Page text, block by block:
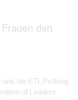
den
bei ETL Prüfung
of Leaders